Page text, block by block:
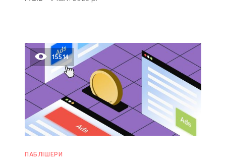
15514
ПАБЛІШЕРИ